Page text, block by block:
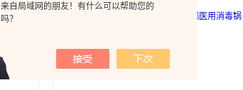
来自局域网的朋友！有什么可以帮助您的
吗？